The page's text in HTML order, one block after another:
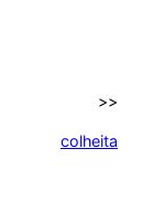
>>
colheita